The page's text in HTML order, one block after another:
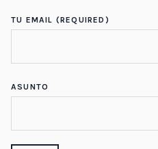
TU EMAIL (REQUIRED)
ASUNTO